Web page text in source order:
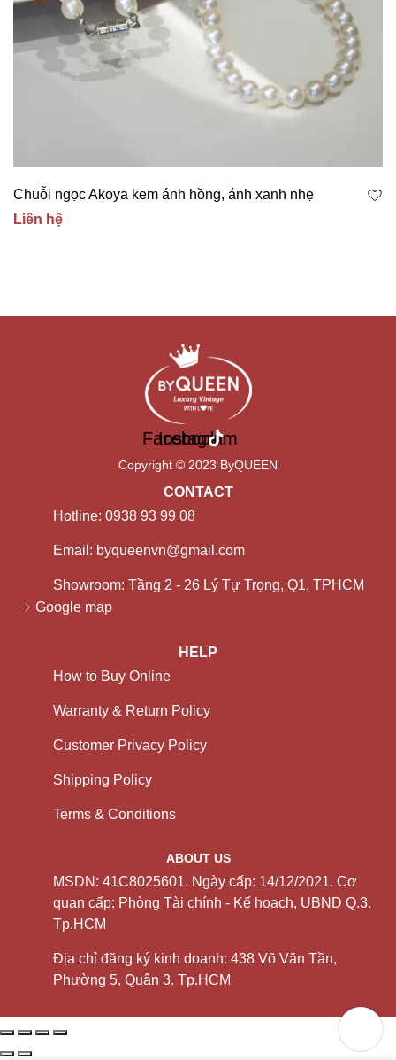
Chuỗi ngọc Akoya kem ánh hồng, ánh xanh nhẹ
Liên hệ
Facebook
Instagram
Copyright © 2023 ByQUEEN
CONTACT
Hotline: 0938 93 99 08
Email: byqueenvn@gmail.com
Showroom: Tầng 2 - 26 Lý Tự Trọng, Q1, TPHCM
Google map
HELP
How to Buy Online
Warranty & Return Policy
Customer Privacy Policy
Shipping Policy
Terms & Conditions
ABOUT US
MSDN: 41C8025601. Ngày cấp: 14/12/2021. Cơ
quan cấp: Phòng Tài chính - Kế hoạch, UBND Q.3.
Tp.HCM
Địa chỉ đăng ký kinh doanh: 438 Võ Văn Tần,
Phường 5, Quận 3. Tp.HCM